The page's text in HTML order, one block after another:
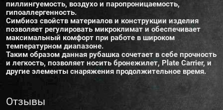
пиллингуемость, воздухо и паропроницаемость,
гипоаллергенность.
Симбиоз свойств материалов и конструкции изделия
позволяет регулировать микроклимат и обеспечивает
максимальный комфорт при работе в широком
температурном диапазоне.
Таким образом данная рубашка сочетает в себе прочность
и легкость, позволяет носить бронежилет, Plate Carrier, и
другие элементы снаряжения продолжительное время.
Отзывы